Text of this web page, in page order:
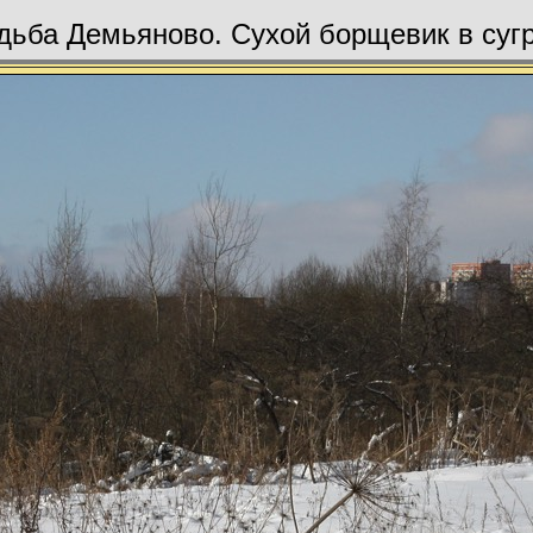
Демьяново. Сухой борщевик в